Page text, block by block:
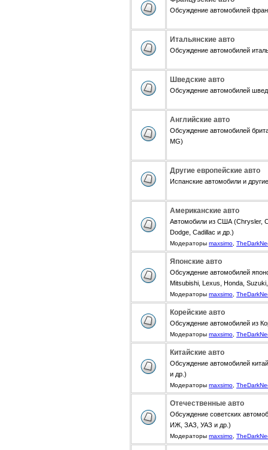
Обсуждение автомобилей
Итальянские авто
Обсуждение автомобилей
Шведские авто
Обсуждение автомобилей
Английские авто
Обсуждение автомобилей
MG)
Другие европейские авто
Испанские автомобили и
Американские авто
Автомобили из США (Chrysler,
Dodge, Cadillac и др.)
Модераторы maxsimo
Японские авто
Обсуждение автомобилей
Mitsubishi, Lexus, Honda,
Модераторы maxsimo
Корейские авто
Обсуждение автомобилей из
Модераторы maxsimo
Китайские авто
Обсуждение автомобилей
и др.)
Модераторы maxsimo
Отечественные авто
Обсуждение советских
ИЖ, ЗАЗ, УАЗ и др.)
Модераторы maxsimo